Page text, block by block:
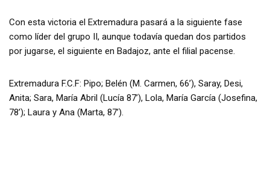
Con esta victoria el Extremadura pasará a la siguiente fase
como líder del grupo II, aunque todavía quedan dos partidos
por jugarse, el siguiente en Badajoz, ante el filial pacense.
Extremadura F.C.F: Pipo; Belén (M. Carmen, 66’), Saray, Desi,
Anita; Sara, María Abril (Lucía 87’), Lola, María García (Josefina,
78’); Laura y Ana (Marta, 87’).